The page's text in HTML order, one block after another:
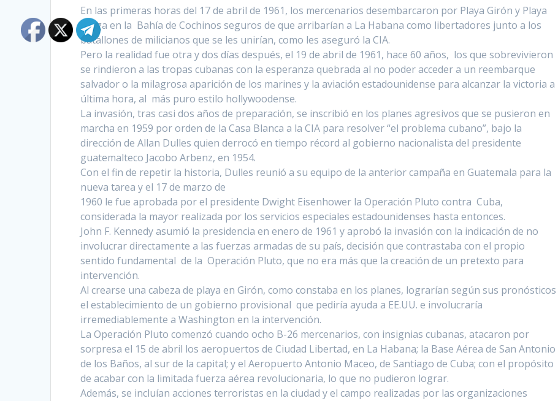
En las primeras horas del 17 de abril de 1961, los mercenarios desembarcaron por Playa Girón y Playa
Larga en la Bahía de Cochinos seguros de que arribarían a La Habana como libertadores junto a los
batallones de milicianos que se les unirían, como les aseguró la CIA.
Pero la realidad fue otra y dos días después, el 19 de abril de 1961, hace 60 años, los que sobrevivieron
se rindieron a las tropas cubanas con la esperanza quebrada al no poder acceder a un reembarque
salvador o la milagrosa aparición de los marines y la aviación estadounidense para alcanzar la victoria a
última hora, al más puro estilo hollywoodense.
La invasión, tras casi dos años de preparación, se inscribió en los planes agresivos que se pusieron en
marcha en 1959 por orden de la Casa Blanca a la CIA para resolver “el problema cubano”, bajo la
dirección de Allan Dulles quien derrocó en tiempo récord al gobierno nacionalista del presidente
guatemalteco Jacobo Arbenz, en 1954.
Con el fin de repetir la historia, Dulles reunió a su equipo de la anterior campaña en Guatemala para la
nueva tarea y el 17 de marzo de
1960 le fue aprobada por el presidente Dwight Eisenhower la Operación Pluto contra Cuba,
considerada la mayor realizada por los servicios especiales estadounidenses hasta entonces.
John F. Kennedy asumió la presidencia en enero de 1961 y aprobó la invasión con la indicación de no
involucrar directamente a las fuerzas armadas de su país, decisión que contrastaba con el propio
sentido fundamental de la Operación Pluto, que no era más que la creación de un pretexto para
intervención.
Al crearse una cabeza de playa en Girón, como constaba en los planes, lograrían según sus pronósticos
el establecimiento de un gobierno provisional que pediría ayuda a EE.UU. e involucraría
irremediablemente a Washington en la intervención.
La Operación Pluto comenzó cuando ocho B-26 mercenarios, con insignias cubanas, atacaron por
sorpresa el 15 de abril los aeropuertos de Ciudad Libertad, en La Habana; la Base Aérea de San Antonio
de los Baños, al sur de la capital; y el Aeropuerto Antonio Maceo, de Santiago de Cuba; con el propósito
de acabar con la limitada fuerza aérea revolucionaria, lo que no pudieron lograr.
Además, se incluían acciones terroristas en la ciudad y el campo realizadas por las organizaciones